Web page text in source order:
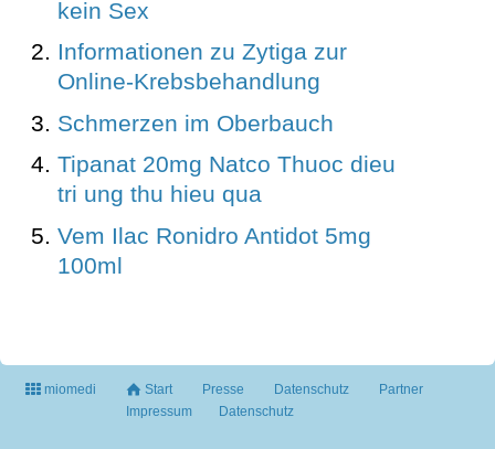
kein Sex
Informationen zu Zytiga zur
Online-Krebsbehandlung
Schmerzen im Oberbauch
Tipanat 20mg Natco Thuoc dieu
tri ung thu hieu qua
Vem Ilac Ronidro Antidot 5mg
100ml
miomedi Start Presse Datenschutz
Partner
Impressum
Datenschutz